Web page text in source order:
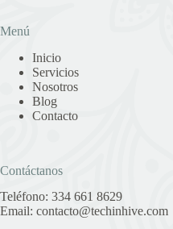
Menú
Inicio
Servicios
Nosotros
Blog
Contacto
Contáctanos
Teléfono: 334 661 8629
Email: contacto@techinhive.com